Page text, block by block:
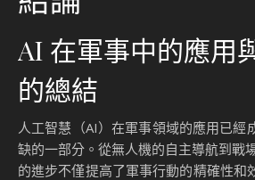
AI 在軍事中的應用
的總結
人工智慧（AI）在軍事領域的應用已經
缺的一部分。從無人機的自主導航到戰
的進步不僅提高了軍事行動的精確性和